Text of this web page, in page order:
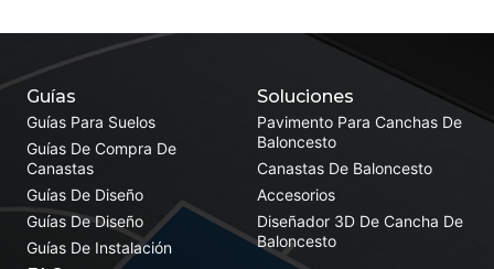
Soluciones
Pavimento Para Canchas De
Baloncesto
Canastas De Baloncesto
Accesorios
Diseñador 3D De Cancha De
Baloncesto
Guías
Guías Para Suelos
Guías De Compra De
Canastas
Guías De Diseño
Guías De Diseño
Guías De Instalación